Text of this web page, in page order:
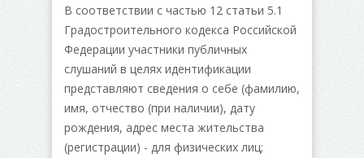
В соответствии с частью 12 статьи 5.1
Градостроительного кодекса Российской
Федерации участники публичных
слушаний в целях идентификации
представляют сведения о себе (фамилию,
имя, отчество (при наличии), дату
рождения, адрес места жительства
(регистрации) - для физических лиц;